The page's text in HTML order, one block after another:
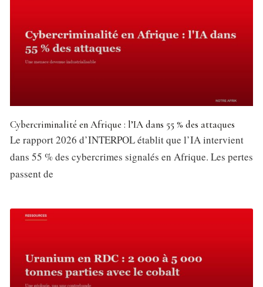
Cybercriminalité en Afrique : l’IA dans 55 % des attaques
Le rapport 2026 d’INTERPOL établit que l’IA intervient
dans 55 % des cybercrimes signalés en Afrique. Les pertes
passent de